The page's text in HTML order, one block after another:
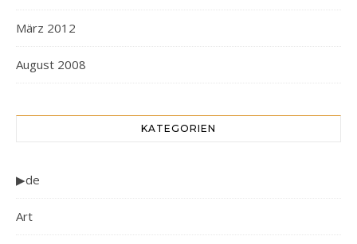
März 2012
August 2008
KATEGORIEN
▶de
Art